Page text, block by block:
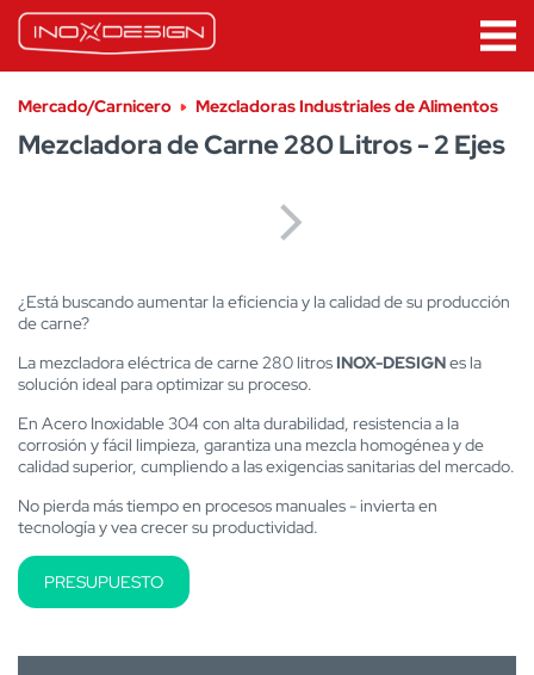
Mercado/Carnicero Mezcladoras Industriales de Alimentos
Mezcladora de Carne 280 Litros - 2 Ejes
¿Está buscando aumentar la eficiencia y la calidad de su producción
de carne?
La mezcladora eléctrica de carne 280 litros INOX-DESIGNes la
solución ideal para optimizar su proceso.
En Acero Inoxidable 304 con alta durabilidad, resistencia a la
corrosión y fácil limpieza, garantiza una mezcla homogénea y de
calidad superior, cumpliendo a las exigencias sanitarias del mercado.
No pierda más tiempo en procesos manuales - invierta en
tecnología y vea crecer su productividad.
PRESUPUESTO